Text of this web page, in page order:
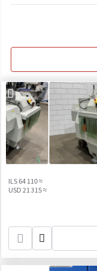
≈ 64 110 ILS
≈ 21 315 USD